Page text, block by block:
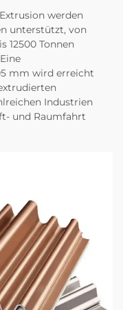
werden
unterstützt, von
12500 Tonnen
mm wird erreicht
Industrien
und Raumfahrt